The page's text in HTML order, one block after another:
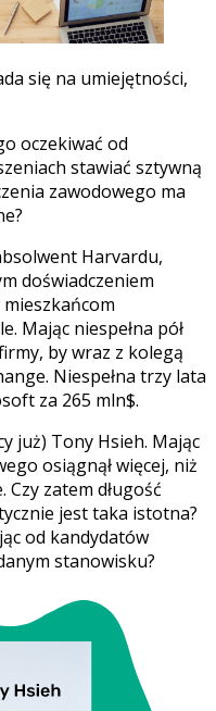
się na umiejętności,
oczekiwać od
stawiać sztywną
zawodowego ma
Harvardu,
doświadczeniem
Mając niespełna pół
by wraz z kolegą
Niespełna trzy lata
za 265 mln$.
już) Tony Hsieh. Mając
osiągnął więcej, niż
zatem długość
jest taka istotna?
od kandydatów
stanowisku?